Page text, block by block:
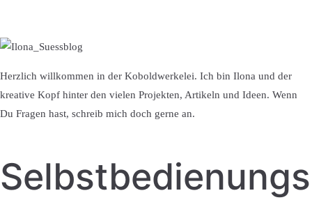
Herzlich willkommen in der Koboldwerkelei. Ich bin Ilona und der
kreative Kopf hinter den vielen Projekten, Artikeln und Ideen. Wenn
Du Fragen hast, schreib mich doch gerne an.